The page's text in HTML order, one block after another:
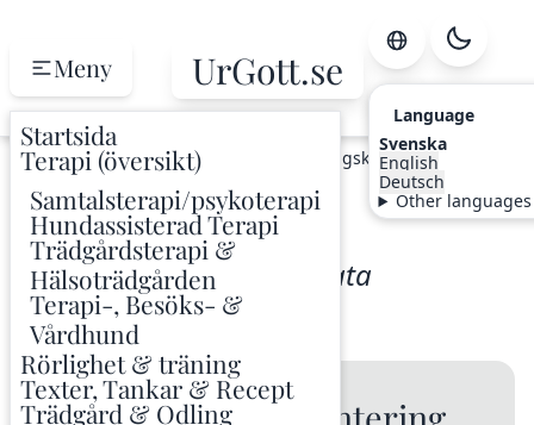
Meny
Startsida
Terapi (översikt)
Samtalsterapi/psykoterapi
Hundassisterad Terapi
Trädgårdsterapi &
Hälsoträdgården
Terapi-, Besöks- &
Vårdhund
Rörlighet & träning
Texter, Tankar & Recept
Trädgård & Odling
UrGott.se
Language
Svenska
English
Deutsch
Other languages
Hem Odling Växtindex Jättekragskivling
Jättekragskivling
Stropharia rugosoannulata
STPRRU Svamp (odlad)